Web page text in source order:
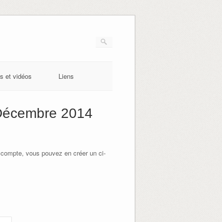
et vidéos Liens
2014
vous pouvez en créer un ci-